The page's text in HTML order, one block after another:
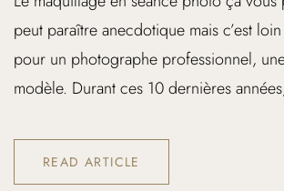
peut paraître anecdotique mais c’est
pour un photographe professionnel,
modèle. Durant ces 10 dernières
READ ARTICLE